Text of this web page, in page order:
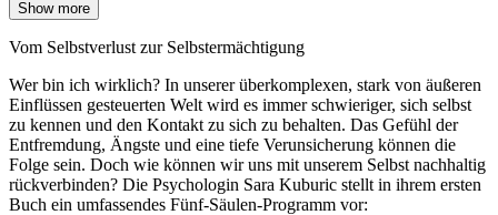
Show more
Vom Selbstverlust zur Selbstermächtigung
Wer bin ich wirklich? In unserer überkomplexen, stark von äußeren
Einflüssen gesteuerten Welt wird es immer schwieriger, sich selbst
zu kennen und den Kontakt zu sich zu behalten. Das Gefühl der
Entfremdung, Ängste und eine tiefe Verunsicherung können die
Folge sein. Doch wie können wir uns mit unserem Selbst nachhaltig
rückverbinden? Die Psychologin Sara Kuburic stellt in ihrem ersten
Buch ein umfassendes Fünf-Säulen-Programm vor: